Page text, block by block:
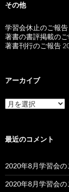
その他
学習会休止のご報告
著書の書評掲載の
著書刊行のご報告
アーカイブ
ア
ー
ブ
最近のコメント
2020年8月学習会の
2020年8月学習会の